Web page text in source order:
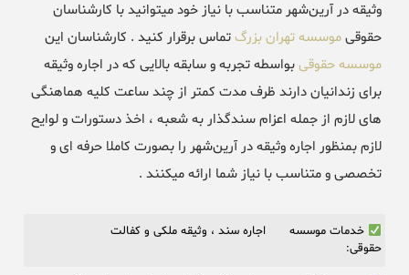
وثیقه در آرین‌شهر متناسب با نیاز خود میتوانید با کارشناسان
حقوقیموسسه تهران بزرگتماس برقرار کنید . کارشناسان این
موسسه حقوقیبواسطه تجربه و سابقه بالایی که در اجاره وثیقه
برای زندانیان دارند ظرف مدت کمتر از چند ساعت کلیه هماهنگی
های لازم از جمله اعزام سندگذار به شعبه ، اخذ دستورات و لوایح
لازم بمنظور اجاره وثیقه در آرین‌شهر را بصورت کاملا حرفه ای و
تخصصی و متناسب با نیاز شما ارائه میکنند .
خدمات موسسه
حقوقی:
اجاره سند ، وثیقه ملکی و کفالت